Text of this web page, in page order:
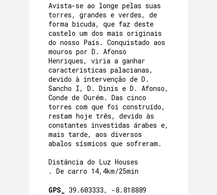
Avista-se ao longe pelas suas
torres, grandes e verdes, de
forma bicuda, que faz deste
castelo um dos mais originais
do nosso País. Conquistado aos
mouros por D. Afonso
Henriques, viria a ganhar
características palacianas,
devido à intervenção de D.
Sancho I, D. Dinis e D. Afonso,
Conde de Ourém. Das cinco
torres com que foi construído,
restam hoje três, devido às
constantes investidas árabes e,
mais tarde, aos diversos
abalos sísmicos que sofreram.
Distância do Luz Houses
. De carro 14,4km/25min
GPS_ 39.603333, -8.818889